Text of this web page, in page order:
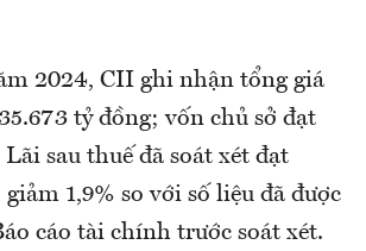
2024, CII ghi nhận tổng giá
tỷ đồng; vốn chủ sở đạt
sau thuế đã soát xét đạt
1,9% so với số liệu đã được
cáo tài chính trước soát xét.